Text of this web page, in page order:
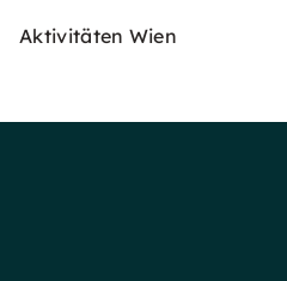
Aktivitäten Wien